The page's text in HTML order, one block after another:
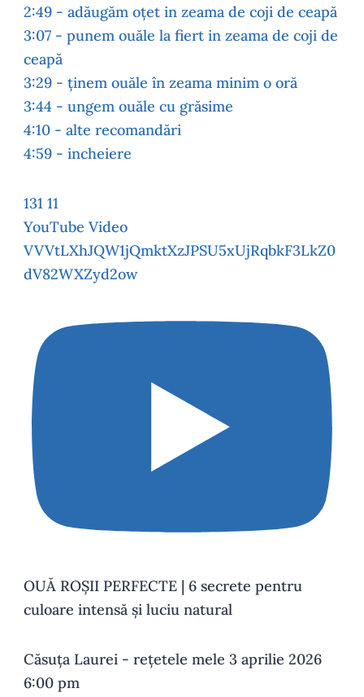
2:49 - adăugăm oțet in zeama de coji de ceapă
3:07 - punem ouăle la fiert in zeama de coji de
ceapă
3:29 - ținem ouăle în zeama minim o oră
3:44 - ungem ouăle cu grăsime
4:10 - alte recomandări
4:59 - incheiere
131 11
YouTube Video
VVVtLXhJQW1jQmktXzJPSU5xUjRqbkF3LkZ0
dV82WXZyd2ow
OUĂ ROȘII PERFECTE | 6 secrete pentru
culoare intensă și luciu natural
Căsuța Laurei - rețetele mele 3 aprilie 2026
6:00 pm